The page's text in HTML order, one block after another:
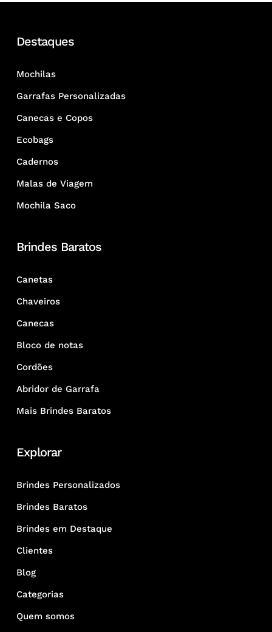
Destaques
Mochilas
Garrafas Personalizadas
Canecas e Copos
Ecobags
Cadernos
Malas de Viagem
Mochila Saco
Brindes Baratos
Canetas
Chaveiros
Canecas
Bloco de notas
Cordões
Abridor de Garrafa
Mais Brindes Baratos
Explorar
Brindes Personalizados
Brindes Baratos
Brindes em Destaque
Clientes
Blog
Categorias
Quem somos